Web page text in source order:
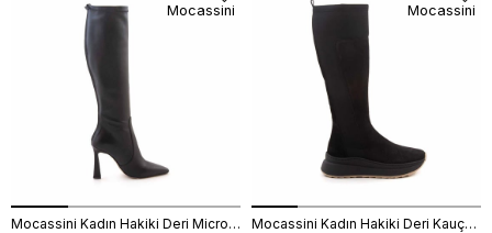
Mocassini Kadın Hakiki Deri Microlight Taban Siyah Günlük Çizme
Mocassini
Mocassini Kadın Hakiki Deri Kauçuk Taban Siyah Süet Günlük Çizme
Mocassini